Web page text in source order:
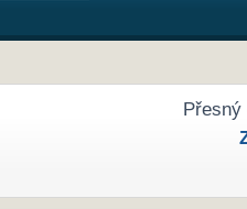
Přesný